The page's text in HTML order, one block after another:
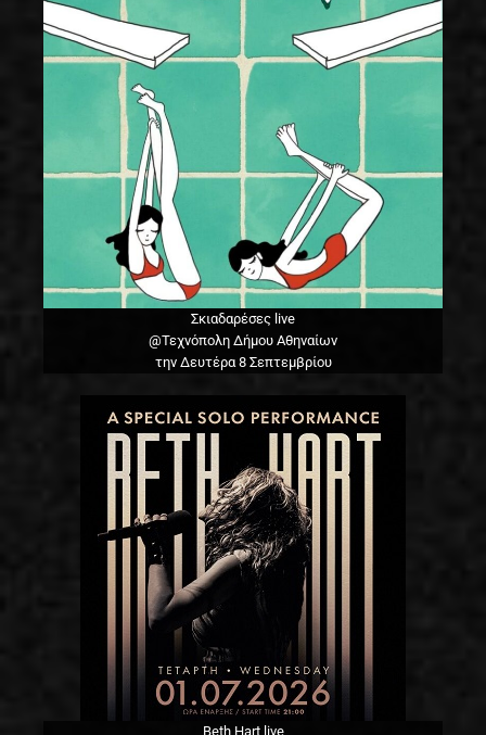
Σκιαδαρέσες live
@Τεχνόπολη Δήμου Αθηναίων
την Δευτέρα 8 Σεπτεμβρίου
Beth Hart live